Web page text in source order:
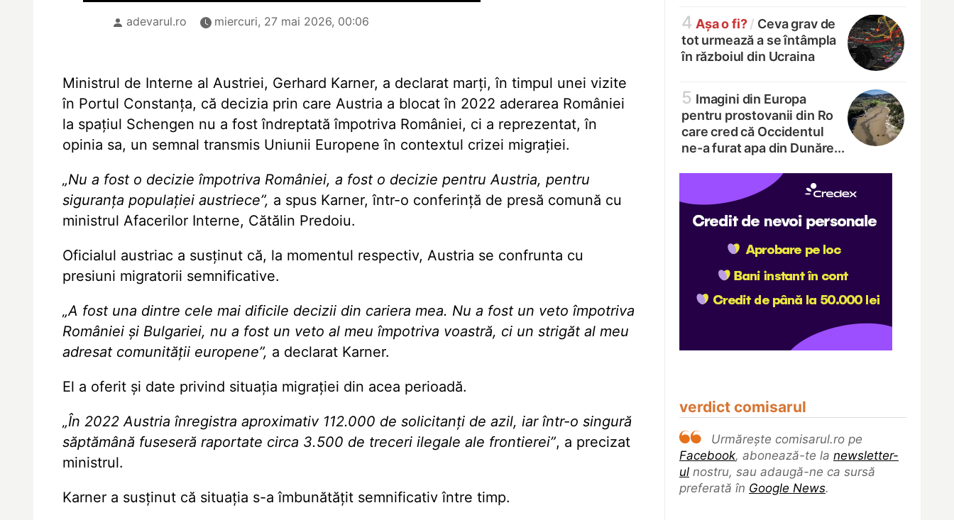
4 Așa o fi? / Ceva grav de
tot urmează a se întâmpla
în războiul din Ucraina
5 Imagini din Europa
pentru prostovanii din Ro
care cred că Occidentul
ne-a furat apa din Dunăre...
verdict comisarul
Urmărește comisarul.ro pe
Facebook, abonează-te la newsletter-
ul nostru, sau adaugă-ne ca sursă
preferată în Google News.
adevarul.ro miercuri, 27 mai 2026, 00:06
Ministrul de Interne al Austriei, Gerhard Karner, a declarat marți, în timpul unei vizite
în Portul Constanța, că decizia prin care Austria a blocat în 2022 aderarea României
la spațiul Schengen nu a fost îndreptată împotriva României, ci a reprezentat, în
opinia sa, un semnal transmis Uniunii Europene în contextul crizei migrației.
„Nu a fost o decizie împotriva României, a fost o decizie pentru Austria, pentru
siguranța populației austriece”, a spus Karner, într-o conferință de presă comună cu
ministrul Afacerilor Interne, Cătălin Predoiu.
Oficialul austriac a susținut că, la momentul respectiv, Austria se confrunta cu
presiuni migratorii semnificative.
„A fost una dintre cele mai dificile decizii din cariera mea. Nu a fost un veto împotriva
României și Bulgariei, nu a fost un veto al meu împotriva voastră, ci un strigăt al meu
adresat comunității europene”, a declarat Karner.
El a oferit și date privind situația migrației din acea perioadă.
„În 2022 Austria înregistra aproximativ 112.000 de solicitanți de azil, iar într-o singură
săptămână fuseseră raportate circa 3.500 de treceri ilegale ale frontierei”, a precizat
ministrul.
Karner a susținut că situația s-a îmbunătățit semnificativ între timp.